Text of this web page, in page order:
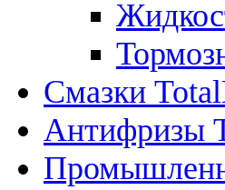
Смазки
Антифризы